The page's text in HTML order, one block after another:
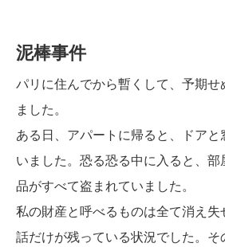
泥棒事件
パリに住んでから暫くして、予期せ
ました。
ある日、アパートに帰ると、ドアと
いました。恐る恐る中に入ると、
品がすべて盗まれていました。
私の財産と呼べるものは全て消え失
話だけが残っている状況でした。そ